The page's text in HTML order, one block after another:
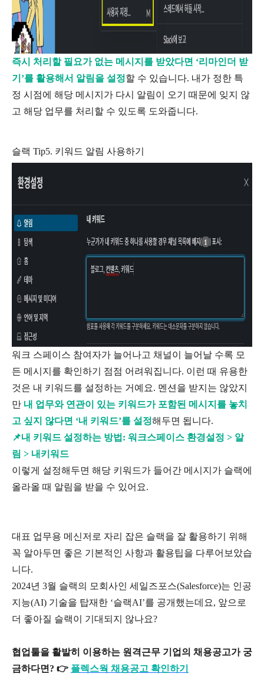
즉시 처리할 필요가 없는 메시지를 받았다면 ‘리마인더 받
기’를 활용해서 알림을 설정할 수 있습니다. 내가 정한 특
정 시점에 해당 메시지가 다시 알림이 오기 때문에 잊지 않
고 해당 업무를 처리할 수 있도록 도와줍니다.
슬랙 Tip5. 키워드 알림 사용하기
워크 스페이스 참여자가 늘어나고 채널이 늘어날 수록 모
든 메시지를 확인하기 점점 어려워집니다. 이런 때 유용한
것은 내 키워드를 설정하는 거예요. 멘션을 받지는 않았지
만 내 업무와 연관이 있는 키워드가 포함된 메시지를 놓치
고 싶지 않다면 ‘내 키워드’를 설정해두면 됩니다.
📌내 키워드 설정하는 방법: 워크스페이스 환경설정 > 알
림 > 내키워드
이렇게 설정해두면 해당 키워드가 들어간 메시지가 슬랙에
올라올 때 알림을 받을 수 있어요.
대표 업무용 메신저로 자리 잡은 슬랙을 잘 활용하기 위해
꼭 알아두면 좋은 기본적인 사항과 활용팁을 다루어보았습
니다.
2024년 3월 슬랙의 모회사인 세일즈포스(Salesforce)는 인공
지능(AI) 기술을 탑재한 ‘슬랙AI’를 공개했는데요, 앞으로
더 좋아질 슬랙이 기대되지 않나요?
협업툴을 활발히 이용하는 원격근무 기업의 채용공고가 궁
금하다면? 👉 플렉스웍 채용공고 확인하기